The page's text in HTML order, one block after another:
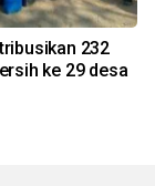
232
ke 29 desa